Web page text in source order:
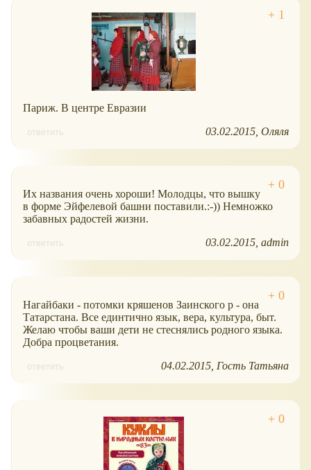
Париж. В центре Евразии
ответить 03.02.2015 Оляля
Их названия очень хороши! Молодцы, что вышку
в форме Эйфелевой башни поставили.:-)) Немножко
забавных радостей жизни.
ответить 03.02.2015 admin
Нагайбаки - потомки кряшенов Заинского р - она
Татарстана. Все единтично язык, вера, культура, быт.
Желаю чтобы ваши дети не стеснялись родного языка.
Добра процветания.
ответить 04.02.2015 Гость Татьяна